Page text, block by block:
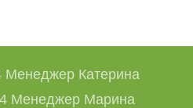
Менеджер Катерина
Менеджер Марина